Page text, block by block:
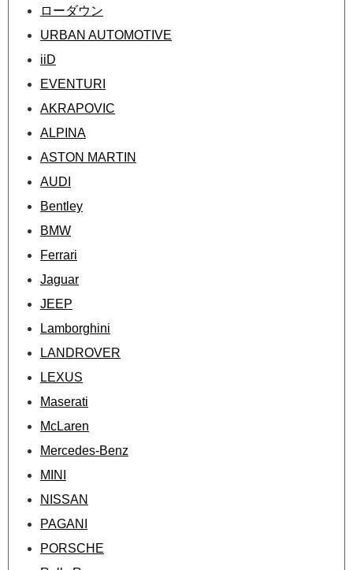
ローダウン
URBAN AUTOMOTIVE
iiD
EVENTURI
AKRAPOVIC
ALPINA
ASTON MARTIN
AUDI
Bentley
BMW
Ferrari
Jaguar
JEEP
Lamborghini
LANDROVER
LEXUS
Maserati
McLaren
Mercedes-Benz
MINI
NISSAN
PAGANI
PORSCHE